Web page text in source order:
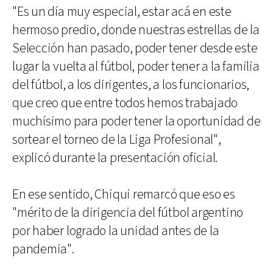
"Es un día muy especial, estar acá en este
hermoso predio, donde nuestras estrellas de la
Selección han pasado, poder tener desde este
lugar la vuelta al fútbol, poder tener a la familia
del fútbol, a los dirigentes, a los funcionarios,
que creo que entre todos hemos trabajado
muchísimo para poder tener la oportunidad de
sortear el torneo de la Liga Profesional",
explicó durante la presentación oficial.
En ese sentido, Chiqui remarcó que eso es
"mérito de la dirigencia del fútbol argentino
por haber logrado la unidad antes de la
pandemia".